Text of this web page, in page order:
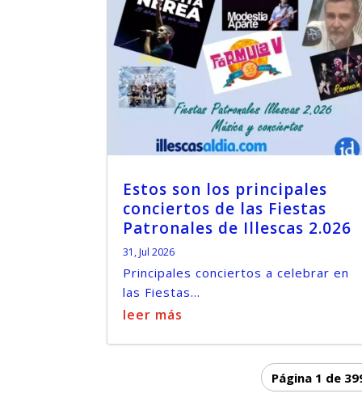
Estos son los principales
conciertos de las Fiestas
Patronales de Illescas 2.026
31, Jul 2026
Principales conciertos a celebrar en
las Fiestas...
leer más
Página 1 de